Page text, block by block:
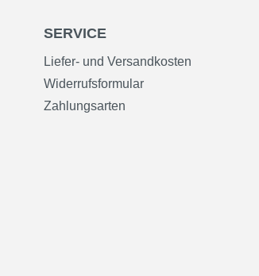
SERVICE
Liefer- und Versandkosten
Widerrufsformular
Zahlungsarten